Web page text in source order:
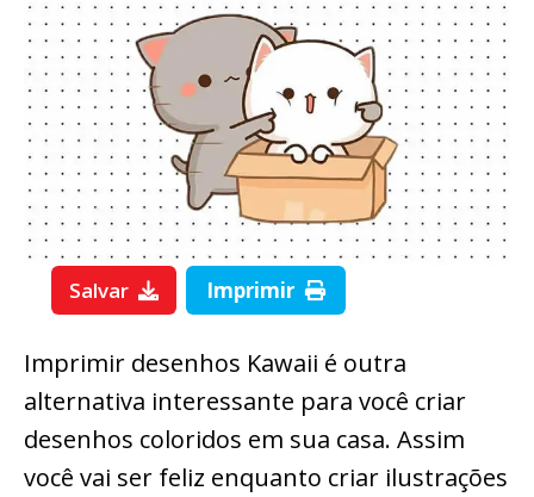
Salvar Imprimir
Imprimir desenhos Kawaii é outra
alternativa interessante para você criar
desenhos coloridos em sua casa. Assim
você vai ser feliz enquanto criar ilustrações